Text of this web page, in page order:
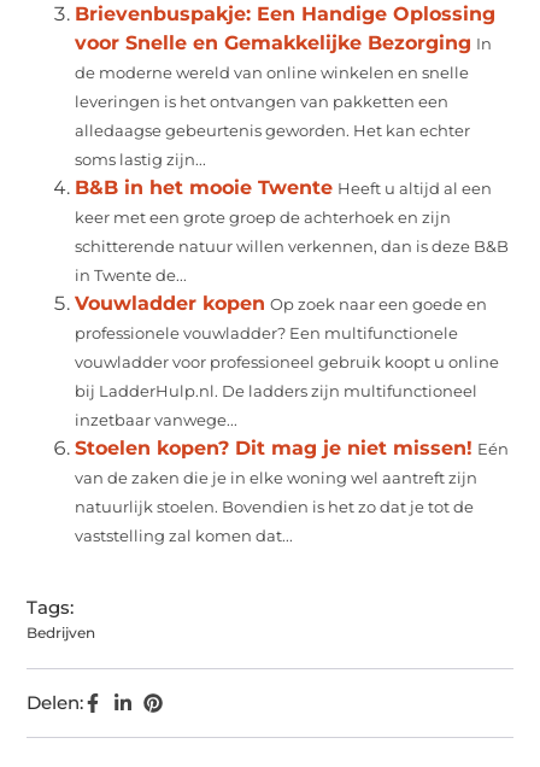
Brievenbuspakje: Een Handige Oplossing
voor Snelle en Gemakkelijke Bezorging In
de moderne wereld van online winkelen en snelle
leveringen is het ontvangen van pakketten een
alledaagse gebeurtenis geworden. Het kan echter
soms lastig zijn...
B&B in het mooie Twente Heeft u altijd al een
keer met een grote groep de achterhoek en zijn
schitterende natuur willen verkennen, dan is deze B&B
in Twente de...
Vouwladder kopen Op zoek naar een goede en
professionele vouwladder? Een multifunctionele
vouwladder voor professioneel gebruik koopt u online
bij LadderHulp.nl. De ladders zijn multifunctioneel
inzetbaar vanwege...
Stoelen kopen? Dit mag je niet missen! Eén
van de zaken die je in elke woning wel aantreft zijn
natuurlijk stoelen. Bovendien is het zo dat je tot de
vaststelling zal komen dat...
Tags:
Bedrijven
Delen: